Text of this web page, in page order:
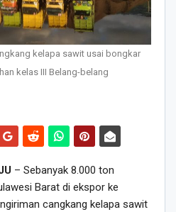
kelapa sawit usai bongkar
kelas III Belang-belang
– Sebanyak 8.000 ton
Barat di ekspor ke
cangkang kelapa sawit